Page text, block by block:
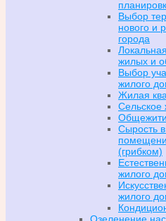
Выбор
нового и
города
жилых и
Выбор
жилого
Жилая
Сырость
(грибком)
жилого
жилого